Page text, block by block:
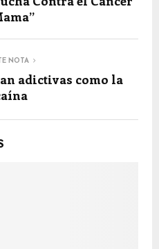
NOTA
adictivas como la